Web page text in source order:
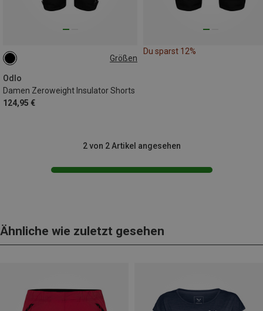
Größen
Odlo
Damen Zeroweight Insulator Shorts
124,95 €
XS
Du sparst 12%
2 von 2 Artikel angesehen
Ähnliche wie zuletzt gesehen